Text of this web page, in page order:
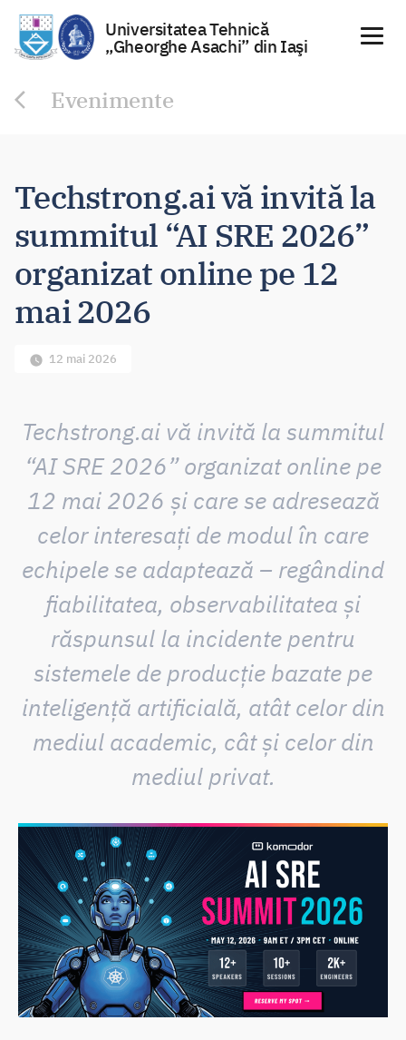
Universitatea Tehnică
„Gheorghe Asachi” din Iaşi
Evenimente
Techstrong.ai vă invită la
summitul “AI SRE 2026”
organizat online pe 12
mai 2026
12 mai 2026
Techstrong.ai vă invită la summitul
“AI SRE 2026” organizat online pe
12 mai 2026 și care se adresează
celor interesați de modul în care
echipele se adaptează – regândind
fiabilitatea, observabilitatea și
răspunsul la incidente pentru
sistemele de producție bazate pe
inteligență artificială, atât celor din
mediul academic, cât și celor din
mediul privat.